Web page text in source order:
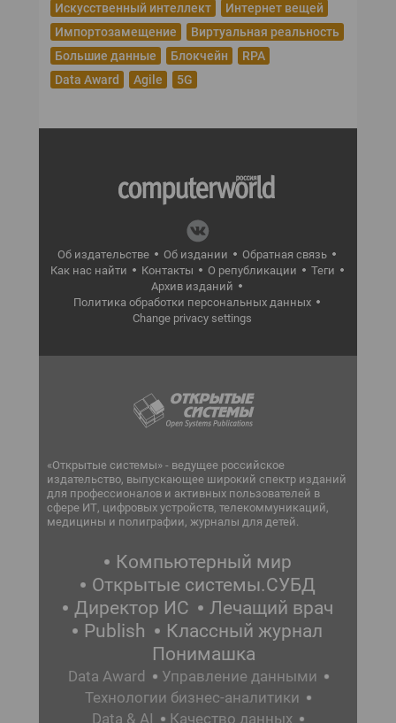
Искусственный интеллект
Интернет вещей
Импортозамещение
Виртуальная реальность
Большие данные
Блокчейн
RPA
Data Award
Agile 5G
Об издательстве Об издании
Обратная связь
Как нас найти
Контакты О републикации
Теги
Архив изданий
Политика обработки персональных данных
Change privacy settings
«Открытые системы» - ведущее российское
издательство, выпускающее широкий спектр изданий
для профессионалов и активных пользователей в
сфере ИТ, цифровых устройств, телекоммуникаций,
медицины и полиграфии, журналы для детей.
Компьютерный мир
Открытые системы.СУБД
Директор ИС
Лечащий врач
Publish
Классный журнал
Понимашка
Data Award
Управление данными
Технологии бизнес-аналитики
Data & AI
Качество данных